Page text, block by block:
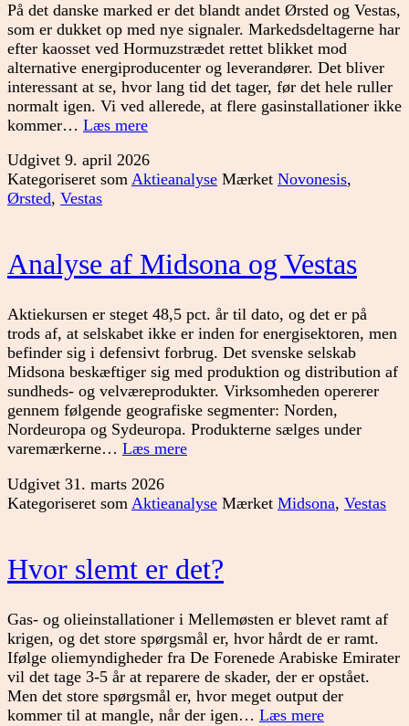
På det danske marked er det blandt andet Ørsted og Vestas,
som er dukket op med nye signaler. Markedsdeltagerne har
efter kaosset ved Hormuzstrædet rettet blikket mod
alternative energiproducenter og leverandører. Det bliver
interessant at se, hvor lang tid det tager, før det hele ruller
normalt igen. Vi ved allerede, at flere gasinstallationer ikke
kommer… Læs mereNye
på
det
Udgivet 9. april 2026
Kategoriseret som Aktieanalyse Mærket Novonesis,
Ørsted, Vestas
Analyse af Midsona og Vestas
Aktiekursen er steget 48,5 pct. år til dato, og det er på
trods af, at selskabet ikke er inden for energisektoren, men
befinder sig i defensivt forbrug. Det svenske selskab
Midsona beskæftiger sig med produktion og distribution af
sundheds- og velværeprodukter. Virksomheden opererer
gennem følgende geografiske segmenter: Norden,
Nordeuropa og Sydeuropa. Produkterne sælges under
varemærkerne… Læs mereAnalyse
og
Udgivet 31. marts 2026
Kategoriseret som Aktieanalyse Mærket Midsona, Vestas
Hvor slemt er det?
Gas- og olieinstallationer i Mellemøsten er blevet ramt af
krigen, og det store spørgsmål er, hvor hårdt de er ramt.
Ifølge oliemyndigheder fra De Forenede Arabiske Emirater
vil det tage 3-5 år at reparere de skader, der er opstået.
Men det store spørgsmål er, hvor meget output der
kommer til at mangle, når der igen… Læs mereHvor